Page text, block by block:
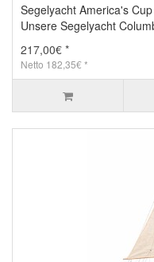
Segelyacht America's
Unsere Segelyacht
217,00€ *
Netto 182,35€ *